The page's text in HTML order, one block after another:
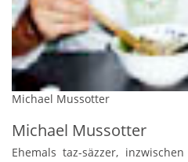
Michael Mussotter
Michael Mussotter
Ehemals taz-säzzer,